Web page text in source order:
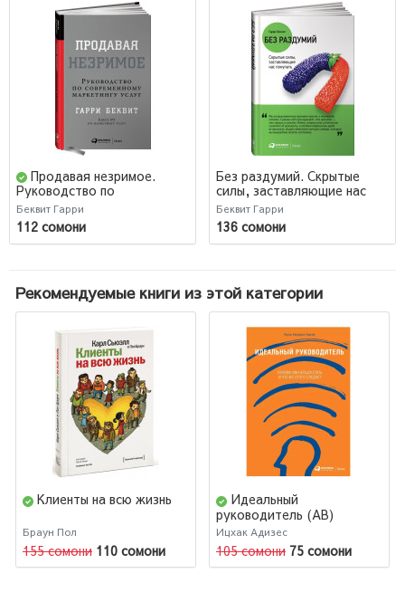
Продавая незримое.
Руководство по
современному маркетингу
услуг
Беквит Гарри
112 сомони
Без раздумий. Скрытые
силы, заставляющие нас
покупать
Беквит Гарри
136 сомони
Рекомендуемые книги из этой категории
Клиенты на всю жизнь
Браун Пол
155 сомони 110 сомони
Идеальный
руководитель (AB)
Ицхак Адизес
105 сомони 75 сомони